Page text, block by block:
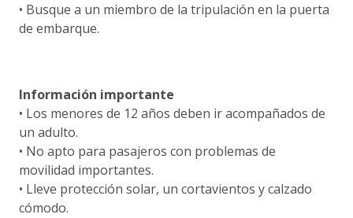
• Busque a un miembro de la tripulación en la puerta
de embarque.
Información importante
• Los menores de 12 años deben ir acompañados de
un adulto.
• No apto para pasajeros con problemas de
movilidad importantes.
• Lleve protección solar, un cortavientos y calzado
cómodo.